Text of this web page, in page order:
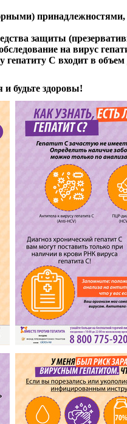
защиты
на вирус
С входит в
и будьте здоровы!